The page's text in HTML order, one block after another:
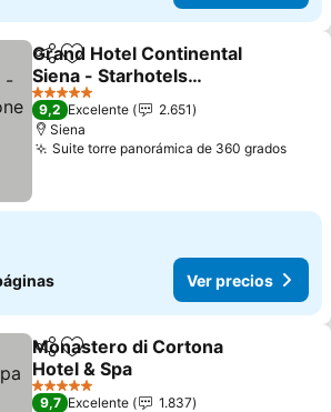
CompartirAgregar a favoritos
Grand Hotel Continental
Siena - Starhotels
Collezione
Ver precios
5 Estrellas
9,2 Excelente
2.651
Siena
Suite torre panorámica de 360 gradosVer
Ver precios
CompartirAgregar a favoritos
Monastero di Cortona
Hotel & Spa
Ver precios
5 Estrellas
9,7 Excelente
1.837